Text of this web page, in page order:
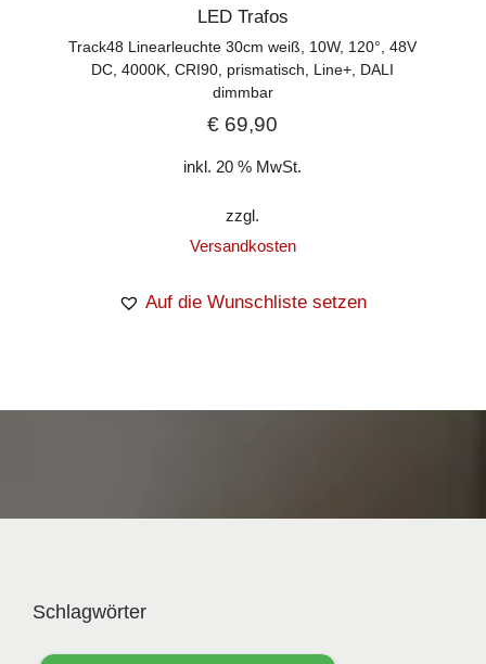
LED Trafos
Track48 Linearleuchte 30cm weiß, 10W, 120°, 48V
DC, 4000K, CRI90, prismatisch, Line+, DALI
dimmbar
€ 69,90
inkl. 20 % MwSt.
zzgl.
Versandkosten
Auf die Wunschliste setzen
Schlagwörter